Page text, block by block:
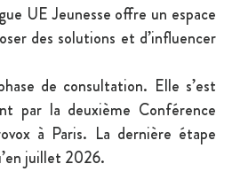
UE Jeunesse offre un espace
des solutions et d’influencer
de consultation. Elle s’est
par la deuxième Conférence
à Paris. La dernière étape
juillet 2026.